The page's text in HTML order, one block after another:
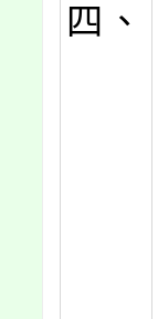
四、